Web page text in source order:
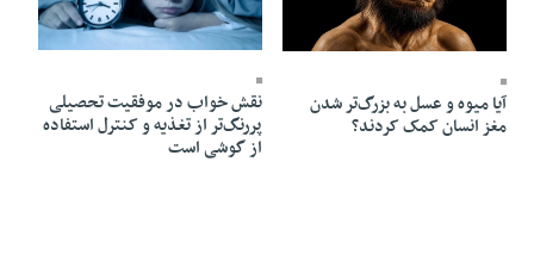
آیا میوه و عسل به بزرگ‌تر شدن
مغز انسان کمک کردند؟
17 Mordad 1405 - 10:45
نقش خواب در موفقیت تحصیلی
پررنگ‌تر از تغذیه و کنترل استفاده
از گوشی است